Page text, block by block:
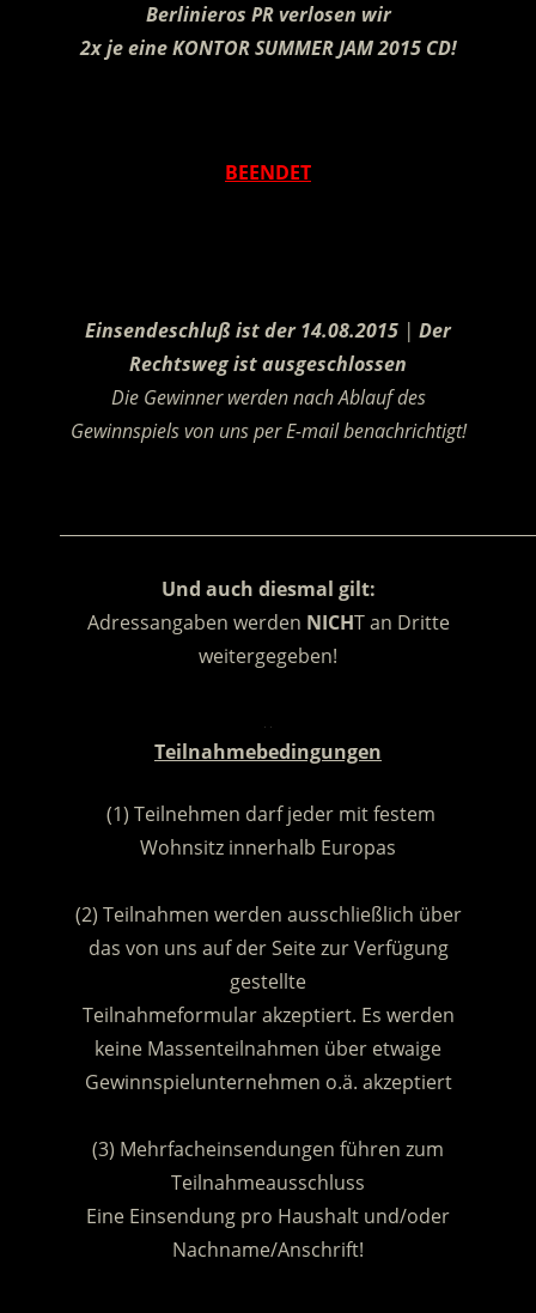
Berlinieros PR verlosen wir
2x je eine KONTOR SUMMER JAM 2015 CD!
BEENDET
Einsendeschluß ist der 14.08.2015 | Der
Rechtsweg ist ausgeschlossen
Die Gewinner werden nach Ablauf des
Gewinnspiels von uns per E-mail benachrichtigt!
Und auch diesmal gilt:
Adressangaben werden NICHT an Dritte
weitergegeben!
Teilnahmebedingungen
(1) Teilnehmen darf jeder mit festem
Wohnsitz innerhalb Europas
(2) Teilnahmen werden ausschließlich über
das von uns auf der Seite zur Verfügung
gestellte
Teilnahmeformular akzeptiert. Es werden
keine Massenteilnahmen über etwaige
Gewinnspielunternehmen o.ä. akzeptiert
(3) Mehrfacheinsendungen führen zum
Teilnahmeausschluss
Eine Einsendung pro Haushalt und/oder
Nachname/Anschrift!